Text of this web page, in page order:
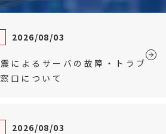
2026/08/03
によるサーバの故障・トラブ
口について
2026/08/03